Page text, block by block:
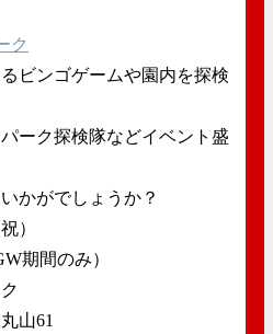
ビンゴゲームや園内を探検
ーク探検隊などイベント盛
かがでしょうか？
）
期間のみ）
山61